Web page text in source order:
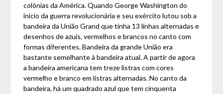
colônias da América. Quando George Washington do
início da guerra revolucionária e seu exército lutou sob a
bandeira da União Grand que tinha 13 linhas alternadas e
desenhos de azuis, vermelhos e brancos no canto com
formas diferentes. Bandeira da grande União era
bastante semelhante à bandeira atual. A partir de agora
a bandeira americana tem treze listras com cores
vermelho e branco em listras alternadas. No canto da
bandeira, há um quadrado azul que tem cinquenta